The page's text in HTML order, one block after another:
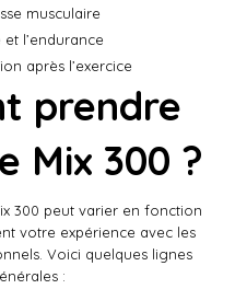
musculaire
l’endurance
après l’exercice
prendre
Mix 300 ?
300 peut varier en fonction
votre expérience avec les
Voici quelques lignes
: